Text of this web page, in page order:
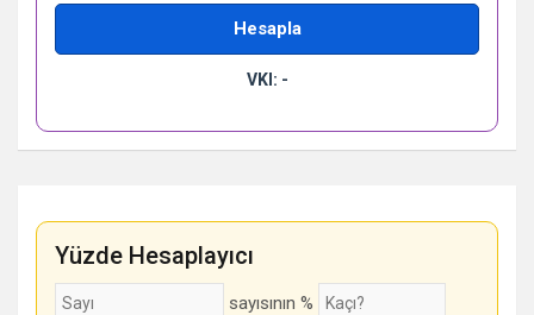
Hesapla
VKI: -
Yüzde Hesaplayıcı
sayısının %